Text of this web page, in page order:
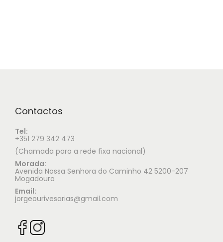
Contactos
Tel:
+351 279 342 473
(Chamada para a rede fixa nacional)
Morada:
Avenida Nossa Senhora do Caminho 42 5200-207
Mogadouro
Email:
jorgeourivesarias@gmail.com